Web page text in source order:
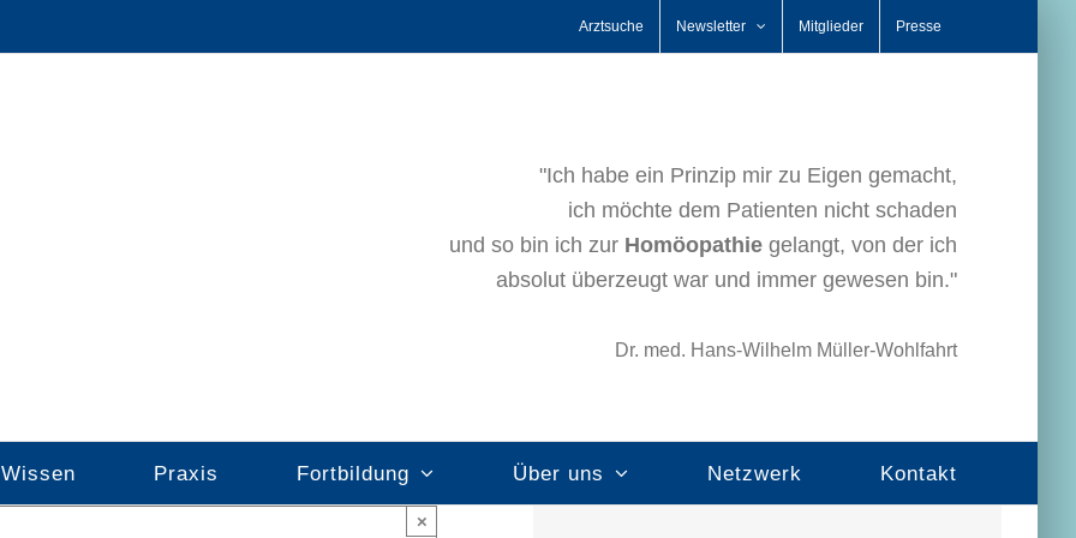
Arztsuche Newsletter Mitglieder Presse
"Ich habe ein Prinzip mir zu Eigen gemacht,
ich möchte dem Patienten nicht schaden
und so bin ich zur Homöopathie gelangt, von der ich
absolut überzeugt war und immer gewesen bin."
Dr. med. Hans-Wilhelm Müller-Wohlfahrt
Wissen Praxis Fortbildung Über uns Netzwerk Kontakt
×